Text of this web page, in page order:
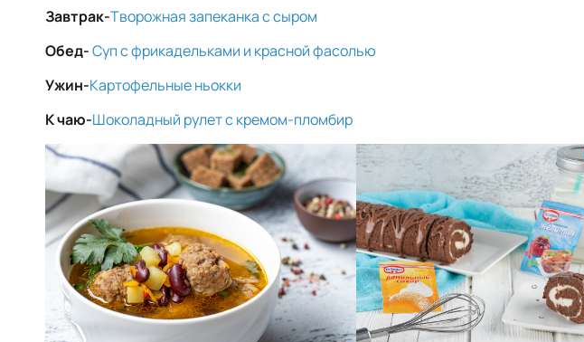
Завтрак-Творожная запеканка с сыром
Обед-Суп с фрикадельками и красной фасолью
Ужин-Картофельные ньокки
К чаю-Шоколадный рулет с кремом-пломбир